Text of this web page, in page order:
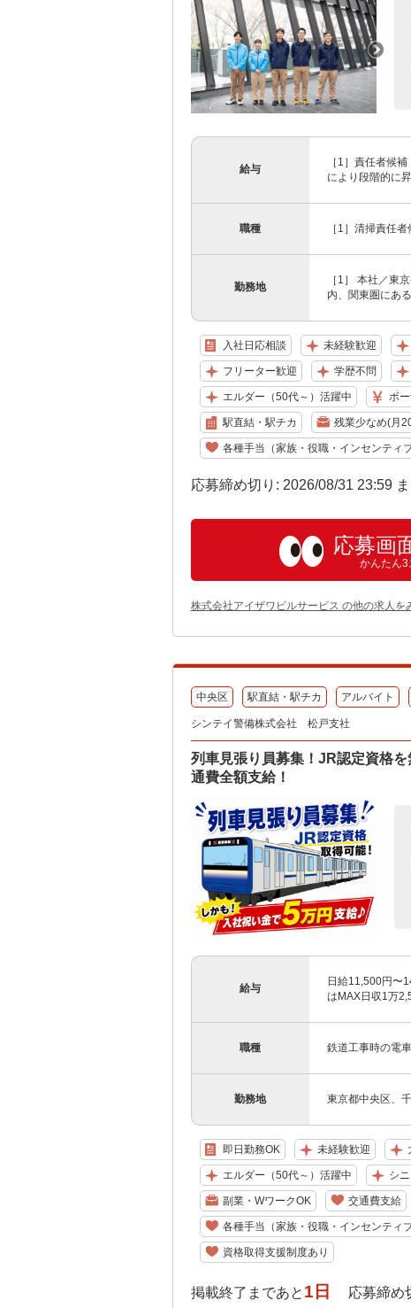
給与
［1］責任者候
により段階的に
職種 ［1］清掃責任
勤務地
［1］ 本社／東
内、関東圏にあ
入社日応相談 未経験歓迎
フリーター歓迎 学歴不問
エルダー（50代～）活躍中 ボ
駅直結・駅チカ 残業少なめ(月
各種手当（家族・役職・インセンティ
応募締め切り: 2026/08/31 23:59
応募画
かんたん3
株式会社アイザワビルサービス の他の求人を
中央区 駅直結・駅チカ アルバイト
シンテイ警備株式会社 松戸支社
列車見張り員募集！JR認定資格
通費全額支給！
給与
日給11,500円〜
はMAX日収1万
職種 鉄道工事時の電
勤務地 東京都中央区、
即日勤務OK 未経験歓迎
エルダー（50代～）活躍中 シ
副業・WワークOK 交通費支給
各種手当（家族・役職・インセンティ
資格取得支援制度あり
掲載終了まであと 1日 応募締め